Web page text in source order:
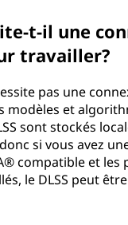
t-il une
travailler?
pas une
modèles et
sont stockés
si vous avez
compatible et les
le DLSS peut